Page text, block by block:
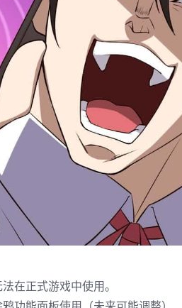
在正式游戏中使用。